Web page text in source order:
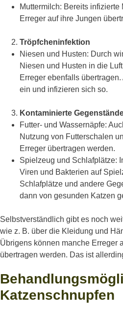
Muttermilch: Bereits infizierte
Erreger auf ihre Jungen
Tröpfcheninfektion
Niesen und Husten: Durch
Niesen und Husten in die
Erreger ebenfalls
ein und infizieren sich so.
Kontaminierte
Futter- und Wassernäpfe:
Nutzung von Futterschalen
Erreger übertragen werden.
Spielzeug und Schlafplätze:
Viren und Bakterien auf
Schlafplätze und andere
dann von gesunden Katzen
Selbstverständlich gibt es noch
wie z. B. über die Kleidung und
Übrigens können manche Erreger
übertragen werden. Das ist
Katzenschnupfen